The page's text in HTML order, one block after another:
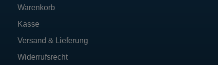
Warenkorb
Kasse
Versand & Lieferung
Widerrufsrecht